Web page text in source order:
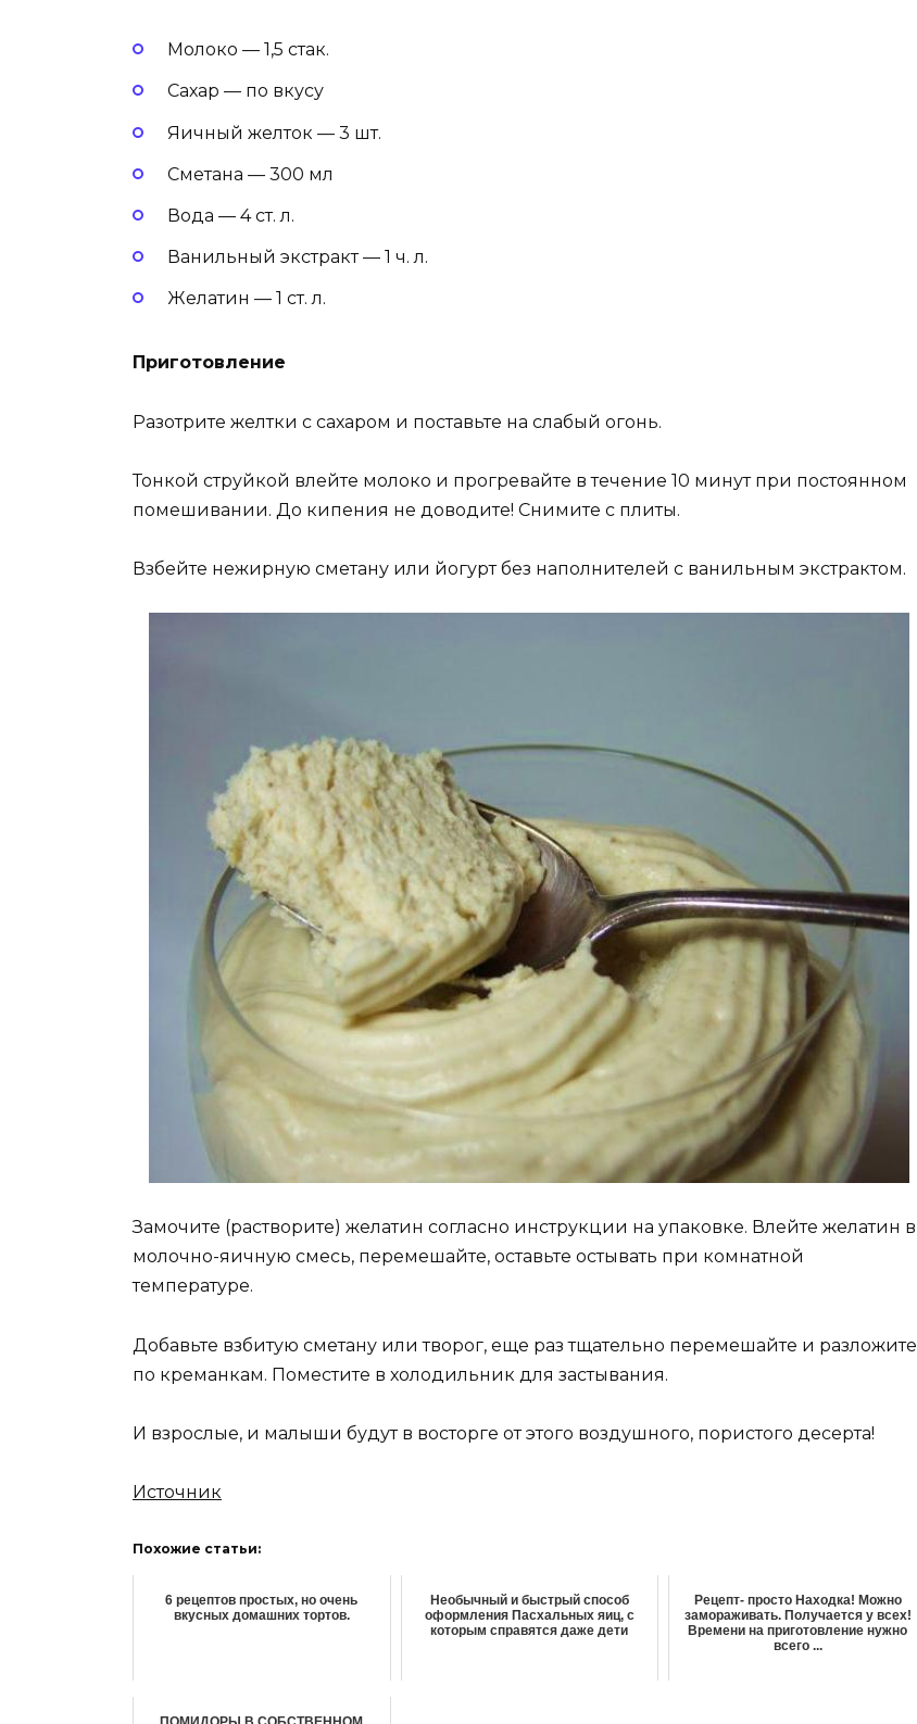
Молоко — 1,5 стак.
Сахар — по вкусу
Яичный желток — 3 шт.
Сметана — 300 мл
Вода — 4 ст. л.
Ванильный экстракт — 1 ч. л.
Желатин — 1 ст. л.
Приготовление
Разотрите желтки с сахаром и поставьте на слабый огонь.
Тонкой струйкой влейте молоко и прогревайте в течение 10 минут при постоянном
помешивании. До кипения не доводите! Снимите с плиты.
Взбейте нежирную сметану или йогурт без наполнителей с ванильным экстрактом.
Замочите (растворите) желатин согласно инструкции на упаковке. Влейте желатин в
молочно-яичную смесь, перемешайте, оставьте остывать при комнатной
температуре.
Добавьте взбитую сметану или творог, еще раз тщательно перемешайте и разложите
по креманкам. Поместите в холодильник для застывания.
И взрослые, и малыши будут в восторге от этого воздушного, пористого десерта!
Источник
Похожие статьи:
6 рецептов простых, но очень
вкусных домашних тортов.
Необычный и быстрый способ
оформления Пасхальных яиц, с
которым справятся даже дети
Рецепт- просто Находка! Можно
замораживать. Получается у всех!
Времени на приготовление нужно
всего ...